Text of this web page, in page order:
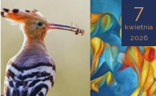
7
kwietnia
2026